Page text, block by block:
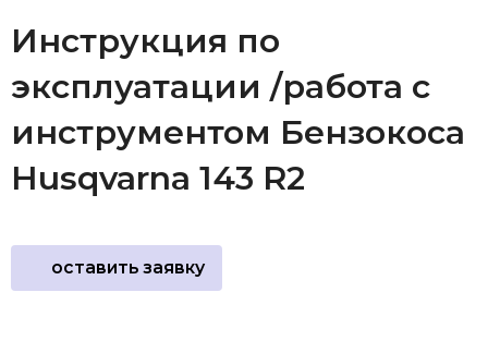
Инструкция по
эксплуатации /работа с
инструментом Бензокоса
Husqvarna 143 R2
оставить заявку